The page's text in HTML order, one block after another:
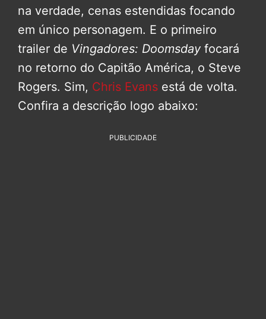
na verdade, cenas estendidas focando
em único personagem. E o primeiro
trailer de Vingadores: Doomsday focará
no retorno do Capitão América, o Steve
Rogers. Sim, Chris Evans está de volta.
Confira a descrição logo abaixo:
PUBLICIDADE